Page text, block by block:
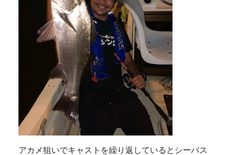
アカメ狙いでキャストを繰り返しているとシーバス